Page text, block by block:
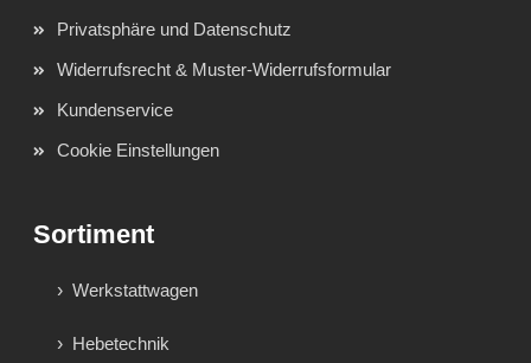
Privatsphäre und Datenschutz
Widerrufsrecht & Muster-Widerrufsformular
Kundenservice
Cookie Einstellungen
Sortiment
Werkstattwagen
Hebetechnik